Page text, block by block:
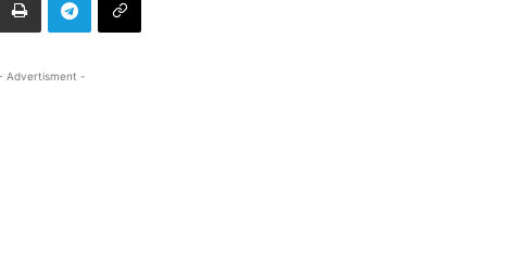
Advertisment -